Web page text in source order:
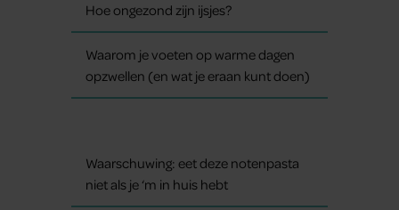
Hoe ongezond zijn ijsjes?
Waarom je voeten op warme dagen
opzwellen (en wat je eraan kunt doen)
Waarschuwing: eet deze notenpasta
niet als je ‘m in huis hebt